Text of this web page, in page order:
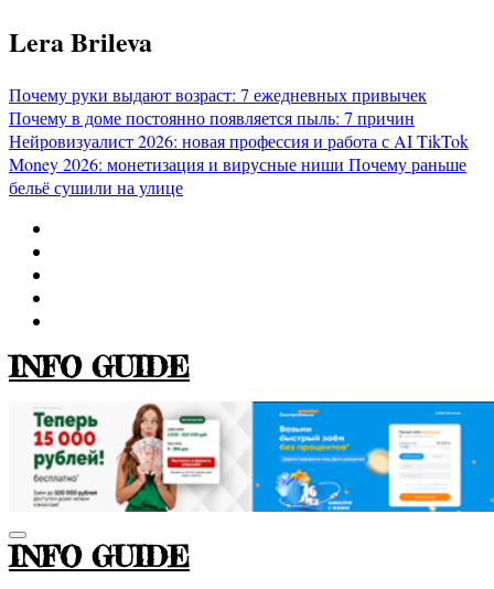
Перейти
к
Lera Brileva
Почему руки выдают возраст: 7 ежедневных привычек
Почему в доме постоянно появляется пыль: 7 причин
Нейровизуалист 2026: новая профессия и работа с AITikTok
Money 2026: монетизация и вирусные ниши Почему раньше
бельё сушили на улице
INFO GUIDE
INFO GUIDE